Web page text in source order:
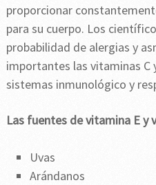
proporcionar
para su cuerpo. Los
probabilidad de alergias y
importantes las vitaminas C
sistemas inmunológico y
Las fuentes de vitamina E y
Uvas
Arándanos